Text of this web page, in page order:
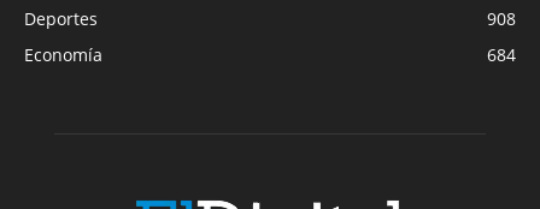
Deportes
908
Economía
684